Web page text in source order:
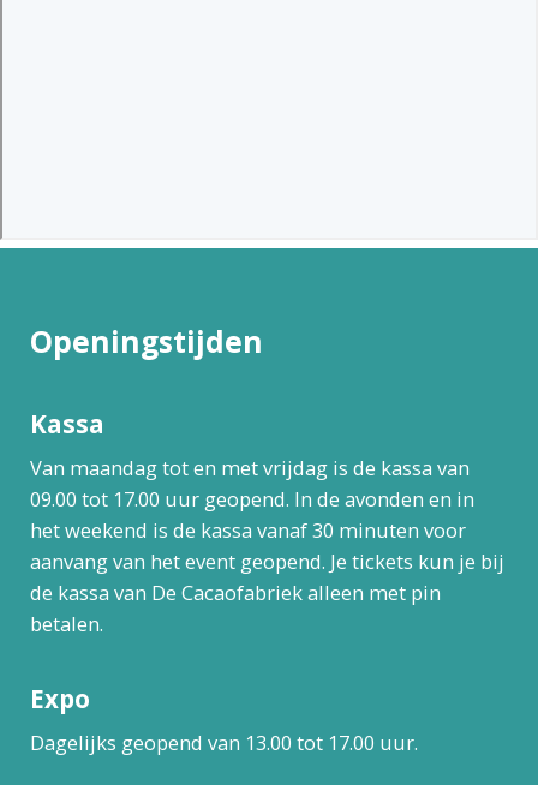
Openingstijden
Kassa
Van maandag tot en met vrijdag is de kassa van
09.00 tot 17.00 uur geopend. In de avonden en in
het weekend is de kassa vanaf 30 minuten voor
aanvang van het event geopend. Je tickets kun je bij
de kassa van De Cacaofabriek alleen met pin
betalen.
Expo
Dagelijks geopend van 13.00 tot 17.00 uur.